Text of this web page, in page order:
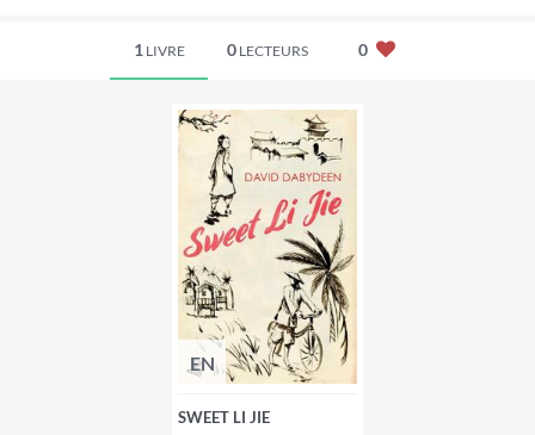
1LIVRE 0 LECTEURS 0
EN
SWEET LI JIE